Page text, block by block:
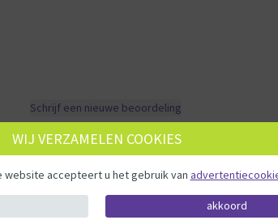
Schrijf een nieuwe beoordeling
Upload je eigen foto
WIJ VERZAMELEN COOKIES
website accepteert u het gebruik van
akkoord